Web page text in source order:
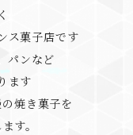
ス菓子店です
パンなど
ます
焼き菓子を
す。